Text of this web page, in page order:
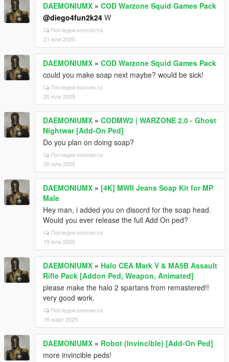
DAEMONIUMX » COD Warzone Squid Games Pack
@diego4fun2k24 W
Погледни контекста
21 юли 2025
DAEMONIUMX » COD Warzone Squid Games Pack
could you make soap next maybe? would be sick!
Погледни контекста
20 юли 2025
DAEMONIUMX » CODMW2 | WARZONE 2.0 - Ghost
Nightwar [Add-On Ped]
Do you plan on doing soap?
Погледни контекста
20 юли 2025
DAEMONIUMX » [4K] MWII Jeans Soap Kit for MP
Male
Hey man, i added you on disocrd for the soap head.
Would you ever release the full Add On ped?
Погледни контекста
19 юли 2025
DAEMONIUMX » Halo CEA Mark V & MA5B Assault
Rifle Pack [Addon Ped, Weapon, Animated]
please make the halo 2 spartans from remastered!!
very good work.
Погледни контекста
16 март 2025
DAEMONIUMX » Robot (Invincible) [Add-On Ped]
more invincible peds!